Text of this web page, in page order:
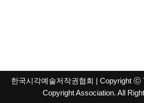
한국시각예술저작권협회 | Copyright ⓒ
Copyright Association. All